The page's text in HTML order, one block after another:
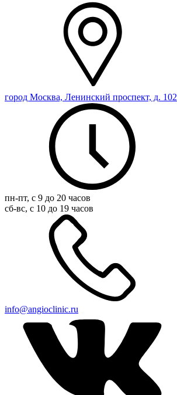
город Москва, Ленинский проспект, д. 102
пн-пт, с 9 до 20 часов
сб-вс, с 10 до 19 часов
info@angioclinic.ru